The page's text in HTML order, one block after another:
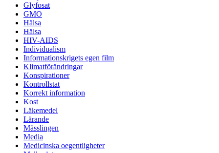
Glyfosat
GMO
Hälsa
Hälsa
HIV-AIDS
Individualism
Informationskrigets egen film
Klimatförändringar
Konspirationer
Kontrollstat
Korrekt information
Kost
Läkemedel
Lärande
Mässlingen
Media
Medicinska oegentligheter